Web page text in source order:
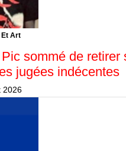
Art
sommé de retirer
jugées indécentes
2026